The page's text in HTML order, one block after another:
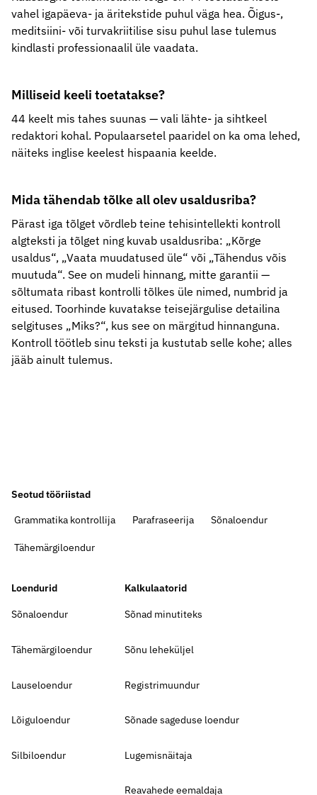
vahel igapäeva- ja äritekstide puhul väga hea. Õigus-,
meditsiini- või turvakriitilise sisu puhul lase tulemus
kindlasti professionaalil üle vaadata.
Milliseid keeli toetatakse?
44 keelt mis tahes suunas — vali lähte- ja sihtkeel
redaktori kohal. Populaarsetel paaridel on ka oma lehed,
näiteks inglise keelest hispaania keelde.
Mida tähendab tõlke all olev usaldusriba?
Pärast iga tõlget võrdleb teine tehisintellekti kontroll
algteksti ja tõlget ning kuvab usaldusriba: „Kõrge
usaldus“, „Vaata muudatused üle“ või „Tähendus võis
muutuda“. See on mudeli hinnang, mitte garantii —
sõltumata ribast kontrolli tõlkes üle nimed, numbrid ja
eitused. Toorhinde kuvatakse teisejärgulise detailina
selgituses „Miks?“, kus see on märgitud hinnanguna.
Kontroll töötleb sinu teksti ja kustutab selle kohe; alles
jääb ainult tulemus.
Seotud tööriistad
Grammatika kontrollija
Parafraseerija Sõnaloendur
Tähemärgiloendur
Loendurid
Sõnaloendur
Tähemärgiloendur
Lauseloendur
Lõiguloendur
Silbiloendur
Kalkulaatorid
Sõnad minutiteks
Sõnu leheküljel
Registrimuundur
Sõnade sageduse loendur
Lugemisnäitaja
Reavahede eemaldaja